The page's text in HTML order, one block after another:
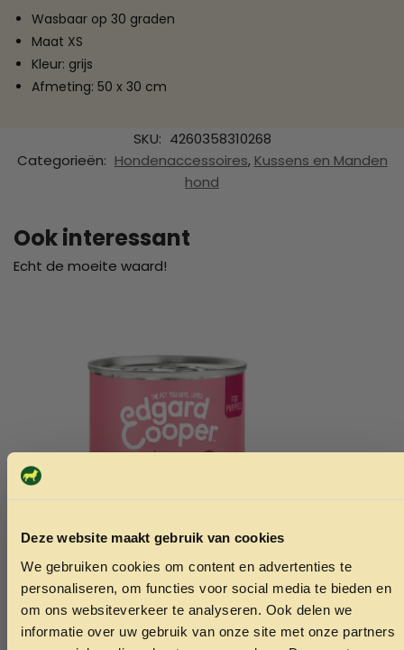
Deze website maakt gebruik van cookies
We gebruiken cookies om content en advertenties te
personaliseren, om functies voor social media te bieden en
om ons websiteverkeer te analyseren. Ook delen we
informatie over uw gebruik van onze site met onze partners
Wasbaar op 30 graden
Maat XS
Kleur: grijs
Afmeting: 50 x 30 cm
SKU: 4260358310268
Categorieën: Hondenaccessoires, Kussens en Manden
hond
Ook interessant
Echt de moeite waard!
ONTVANG 5% KORTING OP
JE EERSTE BESTELLING!